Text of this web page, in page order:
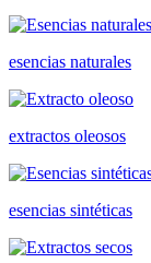
esencias naturales
extractos oleosos
esencias sintéticas